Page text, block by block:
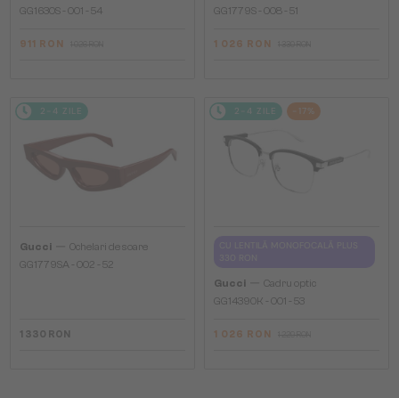
GG1630S - 001 - 54
911 RON
GG1779S - 008 - 51
1 026 RON
2-4 ZILE
Gucci
Ochelari de soare
GG1779SA - 002 - 52
1 330 RON
2-4 ZILE -17%
Gucci
Cadru optic
GG1439OK - 001 - 53
1 026 RON